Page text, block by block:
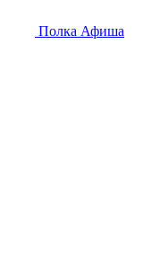
Полка Афиша